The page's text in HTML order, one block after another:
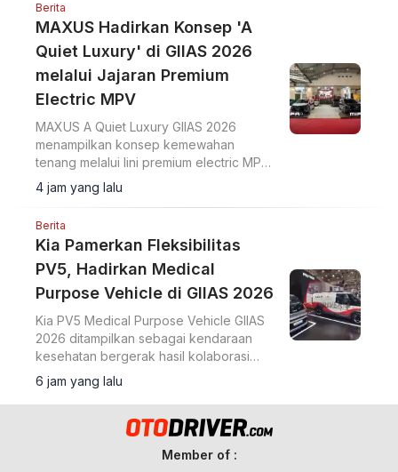
Berita
MAXUS Hadirkan Konsep 'A
Quiet Luxury' di GIIAS 2026
melalui Jajaran Premium
Electric MPV
MAXUS A Quiet Luxury GIIAS 2026
menampilkan konsep kemewahan
tenang melalui lini premium electric MPV
MIFA 7 dan MIFA 9 di ICE BSD City.
4 jam yang lalu
Berita
Kia Pamerkan Fleksibilitas
PV5, Hadirkan Medical
Purpose Vehicle di GIIAS 2026
Kia PV5 Medical Purpose Vehicle GIIAS
2026 ditampilkan sebagai kendaraan
kesehatan bergerak hasil kolaborasi
dengan Eka Hospital dan mitra lainnya.
6 jam yang lalu
Member of :